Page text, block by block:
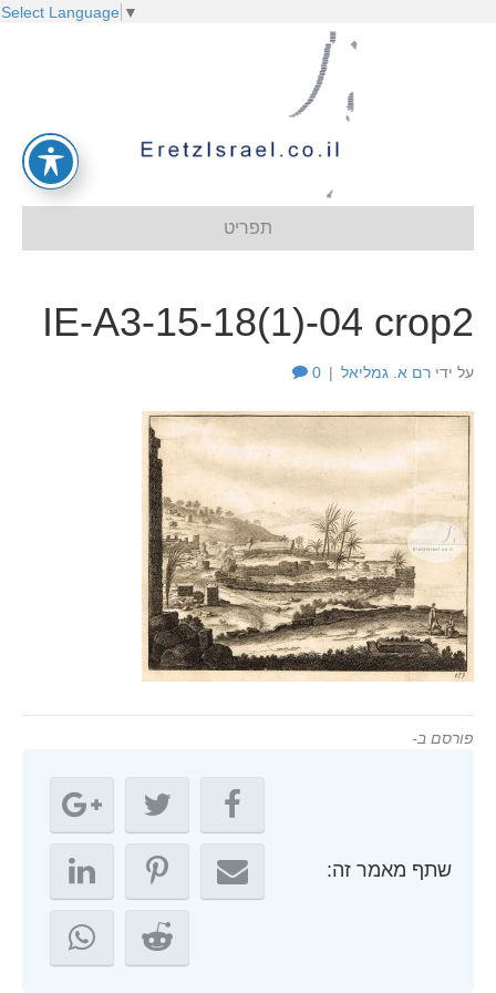
Select Language ▼
תפריט
IE-A3-15-18(1)-04 crop2
על ידי רם א. גמליאל |
0
פורסם ב-
שתף מאמר זה: